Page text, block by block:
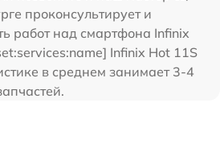
проконсультирует и
работ над смартфона Infinix
Infinix Hot 11S
в среднем занимает 3-4